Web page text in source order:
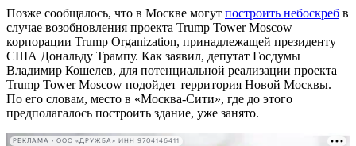
Позже сообщалось, что в Москве могут построить небоскреб в
случае возобновления проекта Trump Tower Moscow
корпорации Trump Organization, принадлежащей президенту
США Дональду Трампу. Как заявил, депутат Госдумы
Владимир Кошелев, для потенциальной реализации проекта
Trump Tower Moscow подойдет территория Новой Москвы.
По его словам, место в «Москва-Сити», где до этого
предполагалось построить здание, уже занято.
РЕКЛАМА • ООО «ДРУЖБА» ИНН 9704146411